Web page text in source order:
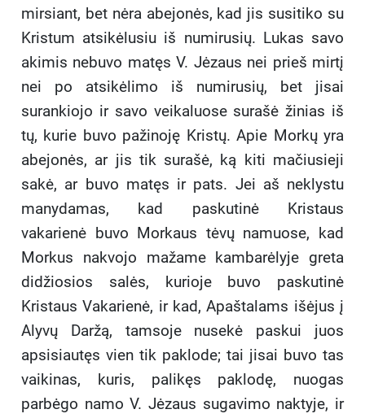
mirsiant, bet nėra abejonės, kad jis susitiko su
Kristum atsikėlusiu iš numirusių. Lukas savo
akimis nebuvo matęs V. Jėzaus nei prieš mirtį
nei po atsikėlimo iš numirusių, bet jisai
surankiojo ir savo veikaluose surašė žinias iš
tų, kurie buvo pažinoję Kristų. Apie Morkų yra
abejonės, ar jis tik surašė, ką kiti mačiusieji
sakė, ar buvo matęs ir pats. Jei aš neklystu
manydamas, kad paskutinė Kristaus
vakarienė buvo Morkaus tėvų namuose, kad
Morkus nakvojo mažame kambarėlyje greta
didžiosios salės, kurioje buvo paskutinė
Kristaus Vakarienė, ir kad, Apaštalams išėjus į
Alyvų Daržą, tamsoje nusekė paskui juos
apsisiautęs vien tik paklode; tai jisai buvo tas
vaikinas, kuris, palikęs paklodę, nuogas
parbėgo namo V. Jėzaus sugavimo naktyje, ir